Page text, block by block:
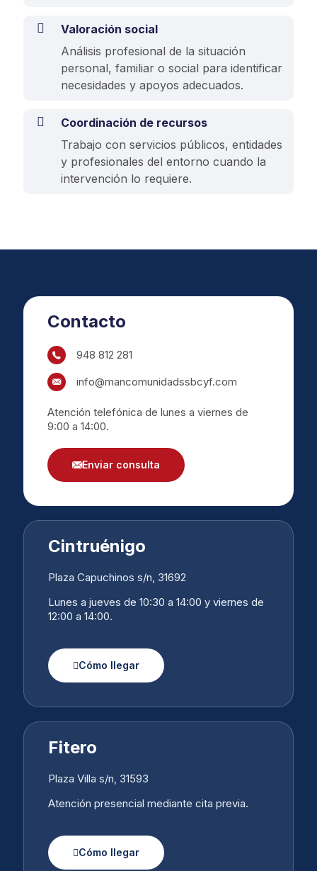
Valoración social
Análisis profesional de la situación
personal, familiar o social para identificar
necesidades y apoyos adecuados.
Coordinación de recursos
Trabajo con servicios públicos, entidades
y profesionales del entorno cuando la
intervención lo requiere.
Contacto
948 812 281
info@mancomunidadssbcyf.com
Atención telefónica de lunes a viernes de
9:00 a 14:00.
Enviar consulta
Cintruénigo
Plaza Capuchinos s/n, 31692
Lunes a jueves de 10:30 a 14:00 y viernes de
12:00 a 14:00.
Cómo llegar
Fitero
Plaza Villa s/n, 31593
Atención presencial mediante cita previa.
Cómo llegar